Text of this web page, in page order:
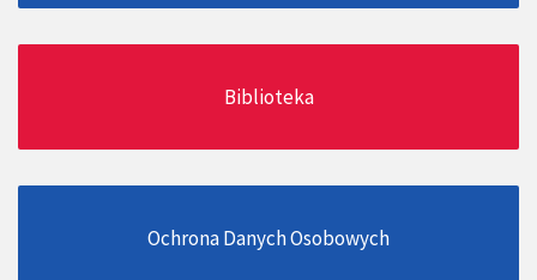
Biblioteka
Ochrona Danych Osobowych